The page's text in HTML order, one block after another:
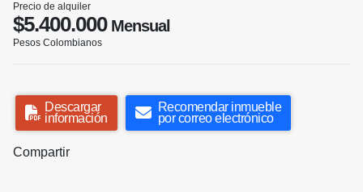
Precio de alquiler
$5.400.000Mensual
Pesos Colombianos
Descargar
información
Recomendar inmueble
por correo electrónico
Compartir